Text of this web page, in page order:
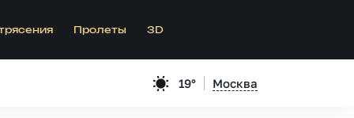
Пролеты 3D
19° Москва